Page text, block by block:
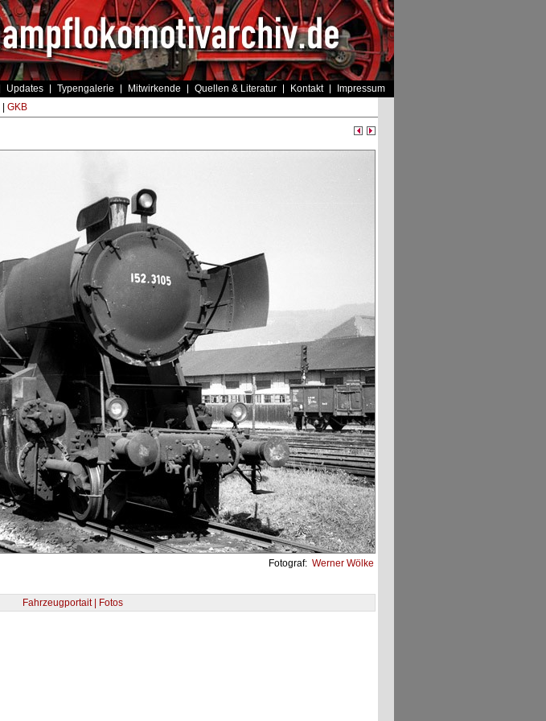
Updates Typengalerie Mitwirkende Quellen & Literatur Kontakt Impressum
GKB
Fotograf: Werner Wölke
Fahrzeugportait | Fotos